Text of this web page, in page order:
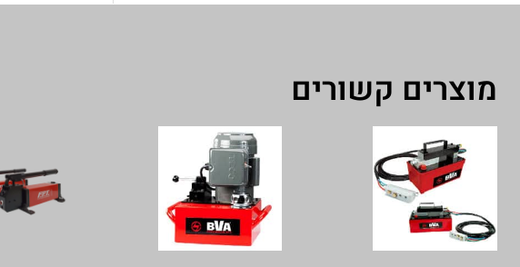
מוצרים קשורים